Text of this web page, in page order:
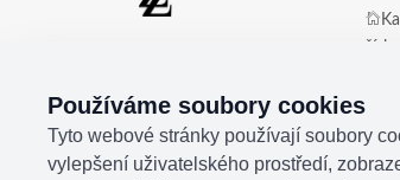
Používáme soubory cookies
Tyto webové stránky používají soubory
vylepšení uživatelského prostředí,